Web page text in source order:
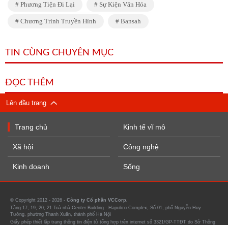
Phương Tiện Đi Lại Sự Kiện Văn Hóa
Chương Trình Truyền Hình Bansah
TIN CÙNG CHUYÊN MỤC
ĐỌC THÊM
Lên đầu trang
Trang chủ
Xã hội
Kinh doanh
Kinh tế vĩ mô
Công nghệ
Sống
© Copyright 2012 - 2026 - Công ty Cổ phần VCCorp.
Tầng 17, 19, 20, 21 Toà nhà Center Building - Hapulico Complex, Số 01, phố Nguyễn Huy
Tưởng, phường Thanh Xuân, thành phố Hà Nội
Giấy phép thiết lập trang thông tin điện tử tổng hợp trên internet số 3321/GP-TTĐT do Sở Thông